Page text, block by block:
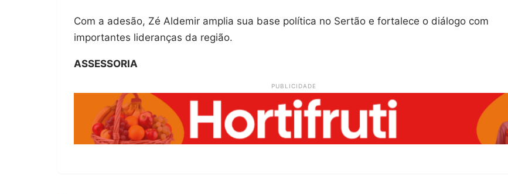
Com a adesão, Zé Aldemir amplia sua base política no Sertão e fortalece o diálogo com
importantes lideranças da região.
ASSESSORIA
PUBLICIDADE